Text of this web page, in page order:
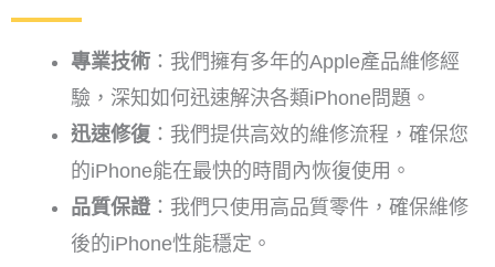
專業技術 ：我們擁有多年的Apple產品維修經
驗，深知如何迅速解決各類iPhone問題。
迅速修復 ：我們提供高效的維修流程，確保您
的iPhone能在最快的時間內恢復使用。
品質保證：我們只使用高品質零件，確保維修
後的iPhone性能穩定。